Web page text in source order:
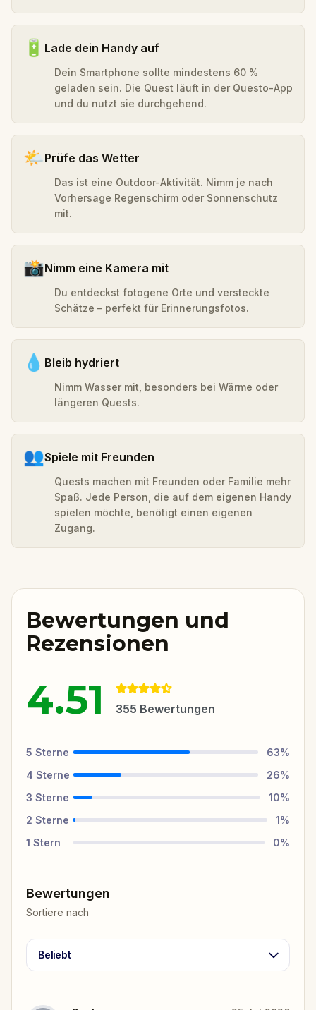
🔋 Lade dein Handy auf
Dein Smartphone sollte mindestens 60 %
geladen sein. Die Quest läuft in der Questo-App
und du nutzt sie durchgehend.
🌤️Prüfe das Wetter
Das ist eine Outdoor-Aktivität. Nimm je nach
Vorhersage Regenschirm oder Sonnenschutz
mit.
📸Nimm eine Kamera mit
Du entdeckst fotogene Orte und versteckte
Schätze – perfekt für Erinnerungsfotos.
💧 Bleib hydriert
Nimm Wasser mit, besonders bei Wärme oder
längeren Quests.
👥Spiele mit Freunden
Quests machen mit Freunden oder Familie mehr
Spaß. Jede Person, die auf dem eigenen Handy
spielen möchte, benötigt einen eigenen
Zugang.
Bewertungen und
Rezensionen
4.51 355 Bewertungen
5 Sterne 63%
4 Sterne 26%
3 Sterne 10%
2 Sterne 1%
1 Stern 0%
Bewertungen
Sortiere nach
Beliebt